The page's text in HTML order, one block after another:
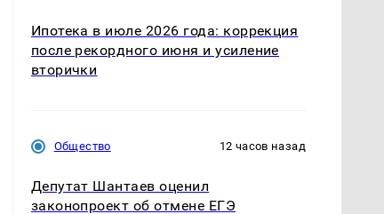
Ипотека в июле 2026 года: коррекция
после рекордного июня и усиление
вторички
Общество 12 часов назад
Депутат Шантаев оценил
законопроект об отмене ЕГЭ